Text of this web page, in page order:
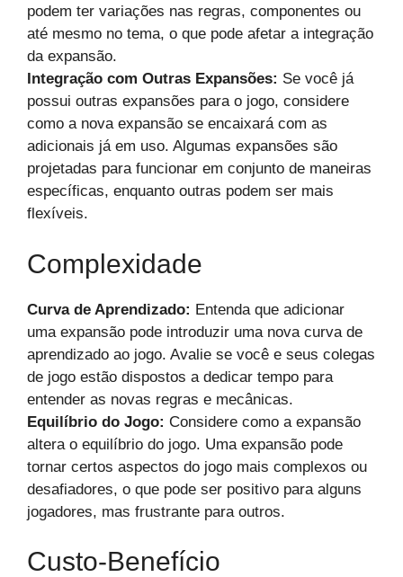
podem ter variações nas regras, componentes ou
até mesmo no tema, o que pode afetar a integração
da expansão.
Integração com Outras Expansões: Se você já
possui outras expansões para o jogo, considere
como a nova expansão se encaixará com as
adicionais já em uso. Algumas expansões são
projetadas para funcionar em conjunto de maneiras
específicas, enquanto outras podem ser mais
flexíveis.
Complexidade
Curva de Aprendizado: Entenda que adicionar
uma expansão pode introduzir uma nova curva de
aprendizado ao jogo. Avalie se você e seus colegas
de jogo estão dispostos a dedicar tempo para
entender as novas regras e mecânicas.
Equilíbrio do Jogo: Considere como a expansão
altera o equilíbrio do jogo. Uma expansão pode
tornar certos aspectos do jogo mais complexos ou
desafiadores, o que pode ser positivo para alguns
jogadores, mas frustrante para outros.
Custo-Benefício